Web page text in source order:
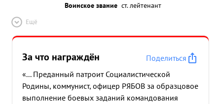
Воинское звание ст. лейтенант
Ещё
За что награждён
Поделиться
«... Преданный патроит Социалистической
Родины, коммунист, офицер РЯБОВ за образцовое
выполнение боевых заданий командования